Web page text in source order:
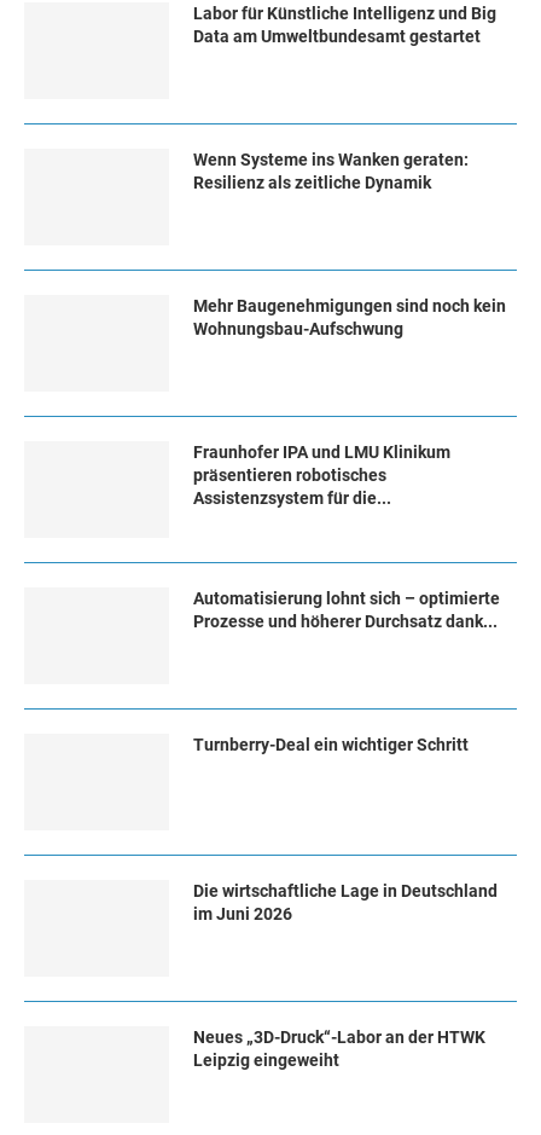
Labor für Künstliche Intelligenz und Big
Data am Umweltbundesamt gestartet
Wenn Systeme ins Wanken geraten:
Resilienz als zeitliche Dynamik
Mehr Baugenehmigungen sind noch kein
Wohnungsbau-Aufschwung
Fraunhofer IPA und LMU Klinikum
präsentieren robotisches
Assistenzsystem für die...
Automatisierung lohnt sich – optimierte
Prozesse und höherer Durchsatz dank...
Turn­ber­ry-Deal ein wich­ti­ger Schritt
Die wirtschaftliche Lage in Deutschland
im Juni 2026
Neues „3D-Druck“-Labor an der HTWK
Leipzig eingeweiht